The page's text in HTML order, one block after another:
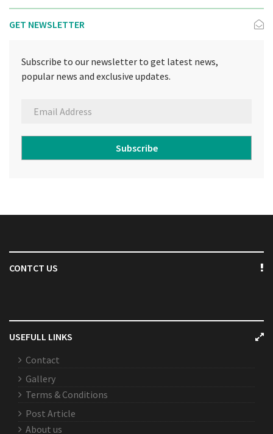
GET NEWSLETTER
Subscribe to our newsletter to get latest news,
popular news and exclusive updates.
Subscribe
CONTCT US
USEFULL LINKS
Contact
Gallery
Terms & Conditions
Post Article
About us